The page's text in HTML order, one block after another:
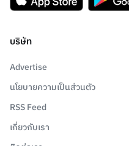
บริษัท
Advertise
นโยบายความเป็นส่วนตัว
RSS Feed
เกี่ยวกับเรา